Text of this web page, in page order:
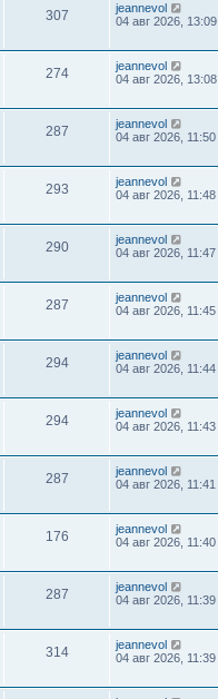
307
jeannevol
04 авг 2026, 13:09
274
jeannevol
04 авг 2026, 13:08
287
jeannevol
04 авг 2026, 11:50
293
jeannevol
04 авг 2026, 11:48
290
jeannevol
04 авг 2026, 11:47
287
jeannevol
04 авг 2026, 11:45
294
jeannevol
04 авг 2026, 11:44
294
jeannevol
04 авг 2026, 11:43
287
jeannevol
04 авг 2026, 11:41
176
jeannevol
04 авг 2026, 11:40
287
jeannevol
04 авг 2026, 11:39
314
jeannevol
04 авг 2026, 11:39